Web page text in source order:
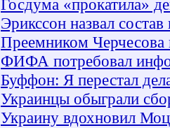
Госдума «прокатила»
Эрикссон назвал
Преемником Черчесова
ФИФА потребовал
Буффон: Я перестал
Украинцы обыграли
Украину вдохновил